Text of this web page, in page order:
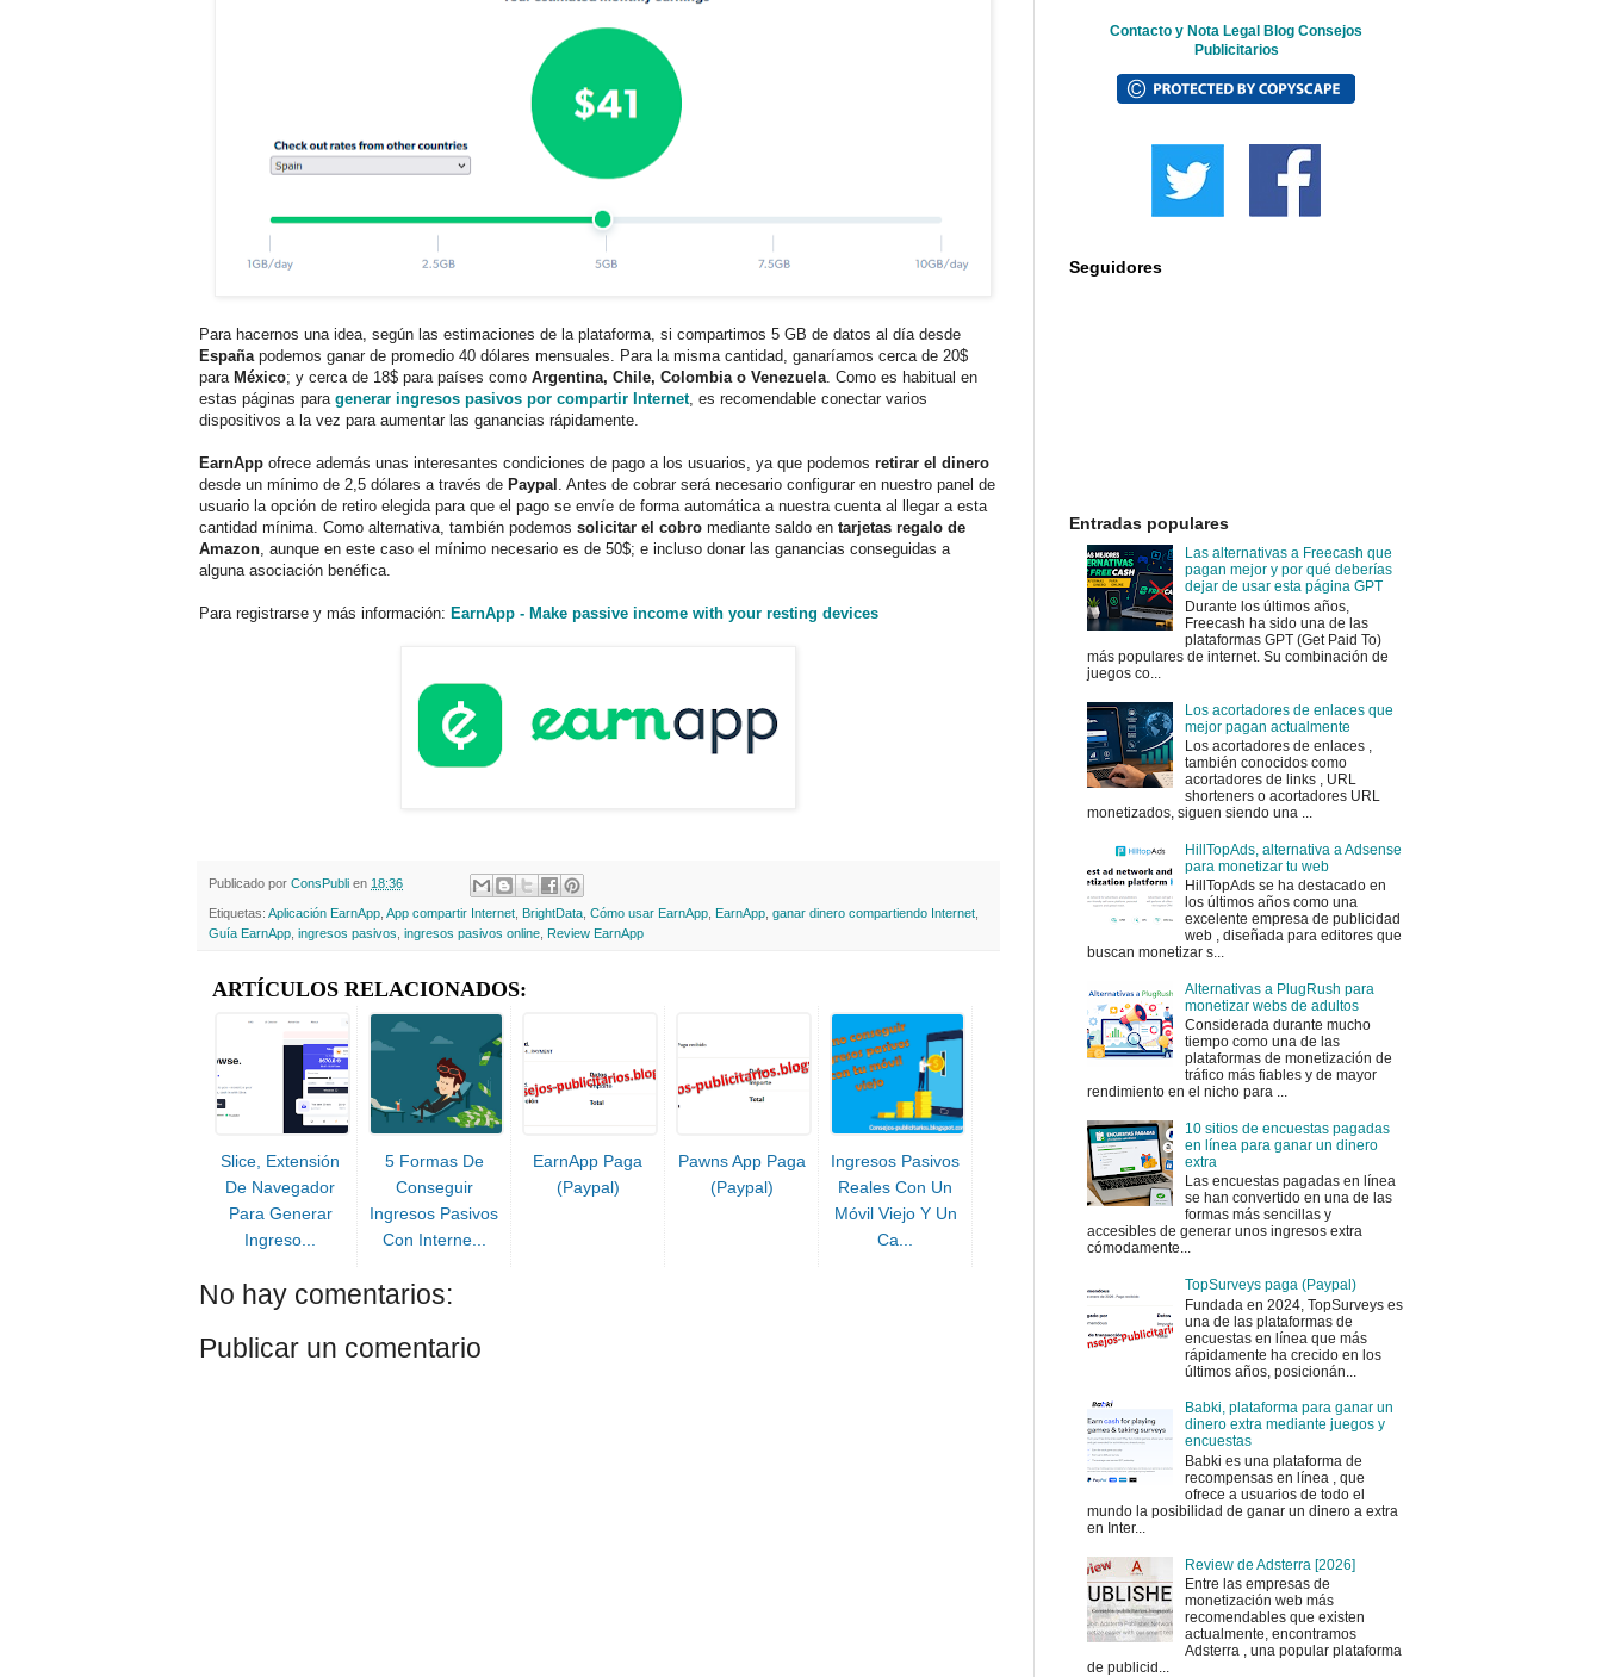
Para hacernos una idea, según las estimaciones de la plataforma, si compartimos 5 GB de datos al día desde
Españapodemos ganar de promedio 40 dólares mensuales. Para la misma cantidad, ganaríamos cerca de 20$
para México; y cerca de 18$ para países como Argentina, Chile, Colombia o Venezuela. Como es habitual en
estas páginas para generar ingresos pasivos por compartir Internet, es recomendable conectar varios
dispositivos a la vez para aumentar las ganancias rápidamente.
EarnApp ofrece además unas interesantes condiciones de pago a los usuarios, ya que podemos retirar el dinero
desde un mínimo de 2,5 dólares a través de Paypal . Antes de cobrar será necesario configurar en nuestro panel de
usuario la opción de retiro elegida para que el pago se envíe de forma automática a nuestra cuenta al llegar a esta
cantidad mínima. Como alternativa, también podemos solicitar el cobro mediante saldo en tarjetas regalo de
Amazon, aunque en este caso el mínimo necesario es de 50$; e incluso donar las ganancias conseguidas a
alguna asociación benéfica.
Para registrarse y más información: EarnApp - Make passive income with your resting devices
Publicado por ConsPubli en 18:36
Etiquetas: Aplicación EarnApp App compartir Internet BrightData Cómo usar EarnApp EarnApp ganar dinero compartiendo Internet
Guía EarnApp ingresos pasivos ingresos pasivos online Review EarnApp
ARTÍCULOS RELACIONADOS:
Slice, Extensión
De Navegador
Para Generar
Ingreso...
5 Formas De
Conseguir
Ingresos Pasivos
Con Interne...
EarnApp Paga
(Paypal)
Pawns App Paga
(Paypal)
Ingresos Pasivos
Reales Con Un
Móvil Viejo Y Un
Ca...
No hay comentarios:
Publicar un comentario
Contacto y Nota Legal Blog Consejos
Publicitarios
Seguidores
Entradas populares
Las alternativas a Freecash que
pagan mejor y por qué deberías
dejar de usar esta página GPT
Durante los últimos años,
Freecash ha sido una de las
plataformas GPT (Get Paid To)
más populares de internet. Su combinación de
juegos co...
Los acortadores de enlaces que
mejor pagan actualmente
Los acortadores de enlaces ,
también conocidos como
acortadores de links , URL
shorteners o acortadores URL
monetizados, siguen siendo una ...
HillTopAds, alternativa a Adsense
para monetizar tu web
HillTopAds se ha destacado en
los últimos años como una
excelente empresa de publicidad
web , diseñada para editores que
buscan monetizar s...
Alternativas a PlugRush para
monetizar webs de adultos
Considerada durante mucho
tiempo como una de las
plataformas de monetización de
tráfico más fiables y de mayor
rendimiento en el nicho para ...
10 sitios de encuestas pagadas
en línea para ganar un dinero
extra
Las encuestas pagadas en línea
se han convertido en una de las
formas más sencillas y
accesibles de generar unos ingresos extra
cómodamente...
TopSurveys paga (Paypal)
Fundada en 2024, TopSurveys es
una de las plataformas de
encuestas en línea que más
rápidamente ha crecido en los
últimos años, posicionán...
Babki, plataforma para ganar un
dinero extra mediante juegos y
encuestas
Babki es una plataforma de
recompensas en línea , que
ofrece a usuarios de todo el
mundo la posibilidad de ganar un dinero a extra
en Inter...
Review de Adsterra [2026]
Entre las empresas de
monetización web más
recomendables que existen
actualmente, encontramos
Adsterra , una popular plataforma
de publicid...